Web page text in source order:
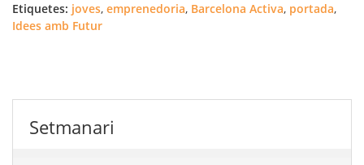
Etiquetes: joves, emprenedoria, Barcelona Activa, portada,
Idees amb Futur
Setmanari